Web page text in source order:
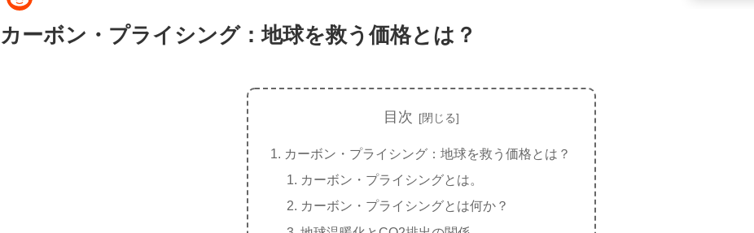
カーボン・プライシング：地球を救う価格とは？
目次
カーボン・プライシング：地球を救う価格とは？
カーボン・プライシングとは。
カーボン・プライシングとは何か？
c
e
a
R
e